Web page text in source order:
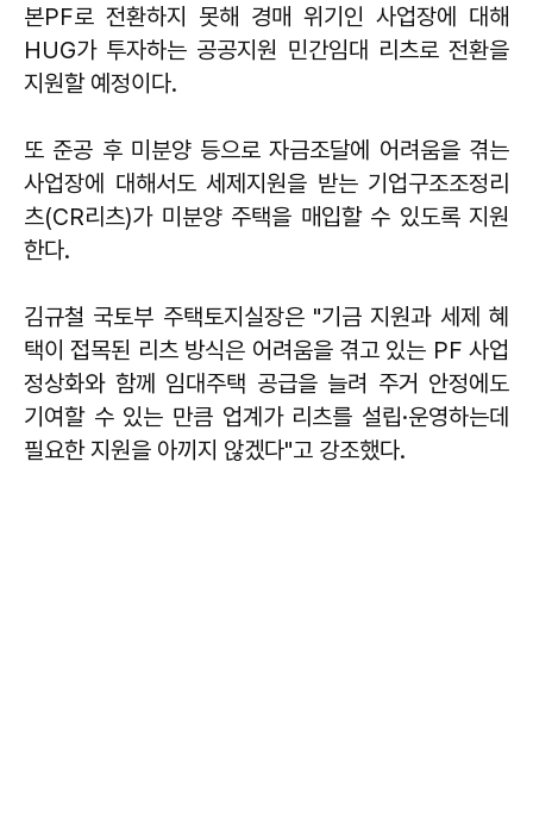
본PF로 전환하지 못해 경매 위기인 사업장에 대해
HUG가 투자하는 공공지원 민간임대 리츠로 전환을
지원할 예정이다.
또 준공 후 미분양 등으로 자금조달에 어려움을 겪는
사업장에 대해서도 세제지원을 받는 기업구조조정리
츠(CR리츠)가 미분양 주택을 매입할 수 있도록 지원
한다.
김규철 국토부 주택토지실장은 "기금 지원과 세제 혜
택이 접목된 리츠 방식은 어려움을 겪고 있는 PF 사업
정상화와 함께 임대주택 공급을 늘려 주거 안정에도
기여할 수 있는 만큼 업계가 리츠를 설립·운영하는데
필요한 지원을 아끼지 않겠다"고 강조했다.